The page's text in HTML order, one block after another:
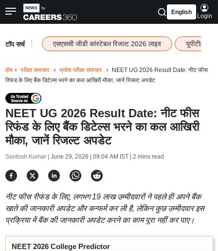
English
Login
टॉप सर्च एसएससी जीडी कांस्टेबल रिजल्ट 2026 लाइव यूपीटीईटी
होम परीक्षा समाचार प्रवेश परीक्षा समाचार
NEET UG 2026 Result Date: नीट फीस
रिफंड के लिए बैंक डिटेल्स भरने का कल आखिरी मौका, जानें रिजल्ट अपडेट
NEET UG 2026 Result Date: नीट फीस
रिफंड के लिए बैंक डिटेल्स भरने का कल आखिरी
मौका, जानें रिजल्ट अपडेट
Santosh Kumar | June 29, 2026 | 09:04 AM IST| 2 mins read
नीट फीस रीफंड के लिए, लगभग 19 लाख उम्मीदवारों ने पहले ही अपने बैंक
खाते की जानकारी अपडेट और कन्फर्म कर ली है, लेकिन कुछ उम्मीदवार इस
प्रक्रिया में बैंक की जानकारी अपडेट करने का काम पूरा नहीं कर पाए।
NEET 2026 College Predictor